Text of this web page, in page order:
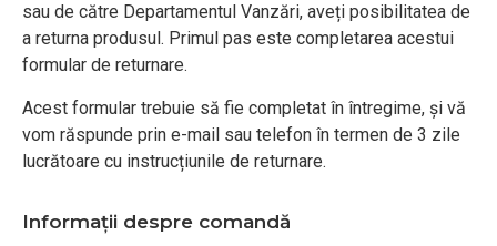
sau de către Departamentul Vanzări, aveți posibilitatea de
a returna produsul. Primul pas este completarea acestui
formular de returnare.
Acest formular trebuie să fie completat în întregime, și vă
vom răspunde prin e-mail sau telefon în termen de 3 zile
lucrătoare cu instrucțiunile de returnare.
Informaţii despre comandă